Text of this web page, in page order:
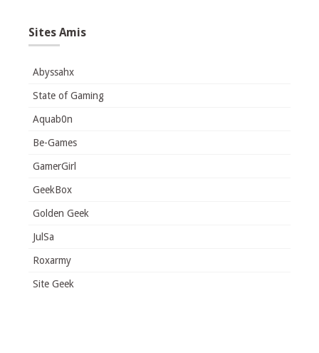
Sites Amis
Abyssahx
State of Gaming
Aquab0n
Be-Games
GamerGirl
GeekBox
Golden Geek
JulSa
Roxarmy
Site Geek